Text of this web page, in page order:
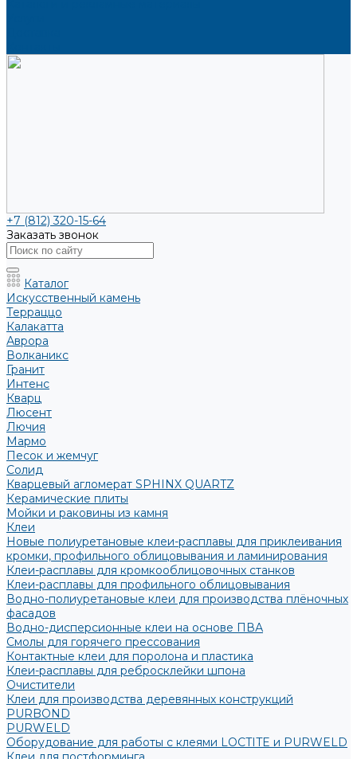
+7 (812) 320-15-64
Заказать звонок
Каталог
Искусственный камень
Терраццо
Калакатта
Аврора
Волканикс
Гранит
Интенс
Кварц
Люсент
Лючия
Мармо
Песок и жемчуг
Солид
Кварцевый агломерат SPHINX QUARTZ
Керамические плиты
Мойки и раковины из камня
Клеи
Новые полиуретановые клеи-расплавы для приклеивания
кромки, профильного облицовывания и ламинирования
Клеи-расплавы для кромкооблицовочных станков
Клеи-расплавы для профильного облицовывания
Водно-полиуретановые клеи для производства плёночных
фасадов
Водно-дисперсионные клеи на основе ПВА
Смолы для горячего прессования
Контактные клеи для поролона и пластика
Клеи-расплавы для ребросклейки шпона
Очистители
Клеи для производства деревянных конструкций
PURBOND
PURWELD
Оборудование для работы с клеями LOCTITE и PURWELD